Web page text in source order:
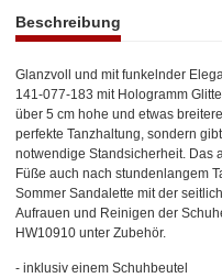
Beschreibung
Glanzvoll und mit funkelnder
141-077-183 mit Hologramm
über 5 cm hohe und etwas
perfekte Tanzhaltung, sondern
notwendige Standsicherheit. Das
Füße auch nach stundenlangem
Sommer Sandalette mit der
Aufrauen und Reinigen der
HW10910 unter Zubehör.
- inklusiv einem Schuhbeutel